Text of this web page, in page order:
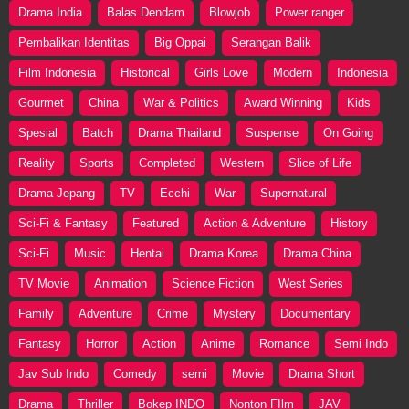
Drama India Balas Dendam Blowjob Power ranger
Pembalikan Identitas Big Oppai Serangan Balik
Film Indonesia Historical Girls Love Modern Indonesia
Gourmet China War & Politics Award Winning Kids
Spesial Batch Drama Thailand Suspense On Going
Reality Sports Completed Western Slice of Life
Drama Jepang TV Ecchi War Supernatural
Sci-Fi & Fantasy Featured Action & Adventure History
Sci-Fi Music Hentai Drama Korea Drama China
TV Movie Animation Science Fiction West Series
Family Adventure Crime Mystery Documentary
Fantasy Horror Action Anime Romance Semi Indo
Jav Sub Indo Comedy semi Movie Drama Short
Drama Thriller Bokep INDO Nonton FIlm JAV